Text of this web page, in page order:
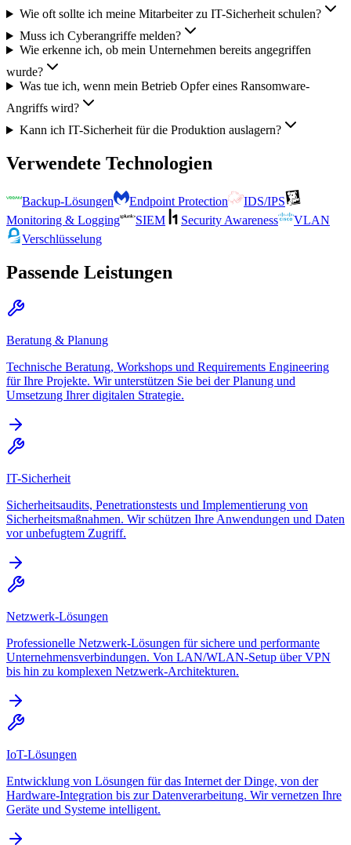
Wie oft sollte ich meine Mitarbeiter zu IT-Sicherheit schulen?
Muss ich Cyberangriffe melden?
Wie erkenne ich, ob mein Unternehmen bereits angegriffen
wurde?
Was tue ich, wenn mein Betrieb Opfer eines Ransomware-
Angriffs wird?
Kann ich IT-Sicherheit für die Produktion auslagern?
Verwendete Technologien
Backup-Lösungen Endpoint Protection
IDS/IPS
Monitoring & Logging
SIEM Security Awareness
VLAN
Verschlüsselung
Passende Leistungen
Beratung & Planung
Technische Beratung, Workshops und Requirements Engineering
für Ihre Projekte. Wir unterstützen Sie bei der Planung und
Umsetzung Ihrer digitalen Strategie.
IT-Sicherheit
Sicherheitsaudits, Penetrationstests und Implementierung von
Sicherheitsmaßnahmen. Wir schützen Ihre Anwendungen und Daten
vor unbefugtem Zugriff.
Netzwerk-Lösungen
Professionelle Netzwerk-Lösungen für sichere und performante
Unternehmensverbindungen. Von LAN/WLAN-Setup über VPN
bis hin zu komplexen Netzwerk-Architekturen.
IoT-Lösungen
Entwicklung von Lösungen für das Internet der Dinge, von der
Hardware-Integration bis zur Datenverarbeitung. Wir vernetzen Ihre
Geräte und Systeme intelligent.